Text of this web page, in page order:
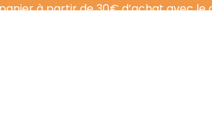
à partir de 30€ d’achat avec le